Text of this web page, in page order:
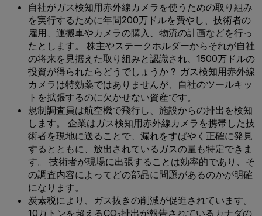
自社がガス検知用赤外線カメラを使うための取り組み
を実行するために年間200万ドルを費やし、技術者の
雇用、運搬車やカメラの購入、物流の計画などを行っ
たとします。 株主やステークホルダーからそれが自社
の将来を見据えた取り組みと認識され、1500万ドルの
投資が得られたらどうでしょうか？ ガス検知用赤外線
カメラは特効薬ではありませんが、自社のツールキッ
トを拡張するのに欠かせない資産です。
規制調査員は航空機で飛行し、施設からの排出を検知
します。 企業はガス検知用赤外線カメラを携帯した技
術者を現地に送ることで、漏れをすばやく正確に発見
するとともに、放出されているガスの量も特定できま
す。 技術者が現場に出張することは効率的であり、そ
の調査内容によってどの部品に問題があるのかが明確
になります。
炭素税により、ガス抜きの削減が促進されています。
10万トンを超えるCO 排出が報告されているカナダの